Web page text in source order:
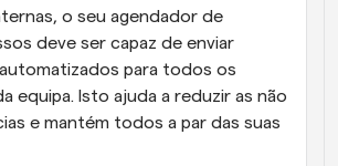
o seu agendador de
deve ser capaz de enviar
para todos os
equipa. Isto ajuda a reduzir as não
e mantém todos a par das suas